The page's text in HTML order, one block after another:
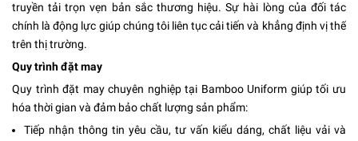
truyền tải trọn vẹn bản sắc thương hiệu. Sự hài lòng của đối tác
chính là động lực giúp chúng tôi liên tục cải tiến và khẳng định vị thế
trên thị trường.
Quy trình đặt may
Quy trình đặt may chuyên nghiệp tại Bamboo Uniform giúp tối ưu
hóa thời gian và đảm bảo chất lượng sản phẩm:
Tiếp nhận thông tin yêu cầu, tư vấn kiểu dáng, chất liệu vải và